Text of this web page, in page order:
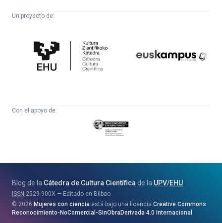
Un proyecto de:
Cultura
Científica
Con el apoyo de:
Eusko
Jaurlaritza
eta
Berrikuntza
Saila
Blog de la Cátedra de Cultura Científicade la UPV/EHU
ISSN 2529-900X
Editado en Bilbao
2026 Mujeres con ciencia está bajo una licencia Creative Commons
Reconocimiento-NoComercial-SinObraDerivada 4.0 Internacional